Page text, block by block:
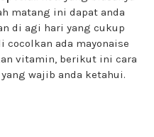
matang ini dapat anda
di agi hari yang cukup
cocolkan ada mayonaise
vitamin, berikut ini cara
wajib anda ketahui.